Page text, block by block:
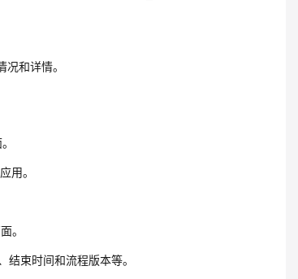
和详情。
用。
。
结束时间和流程版本等。